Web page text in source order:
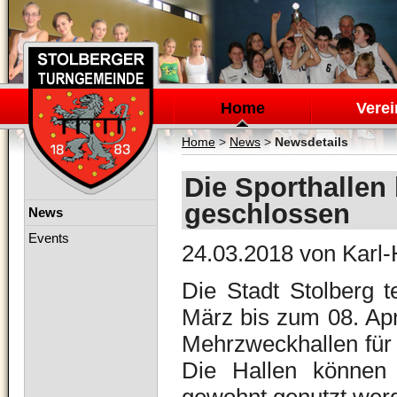
Navigation
überspringen
Home
Home> News>Newsdetails
Die
geschlossen
24.03.2018 von
Die Stadt Stolberg
März bis zum 08.
Mehrzweckhallen
Die Hallen
Navigation
News
Events